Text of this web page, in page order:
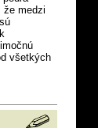
že medzi
všetkých